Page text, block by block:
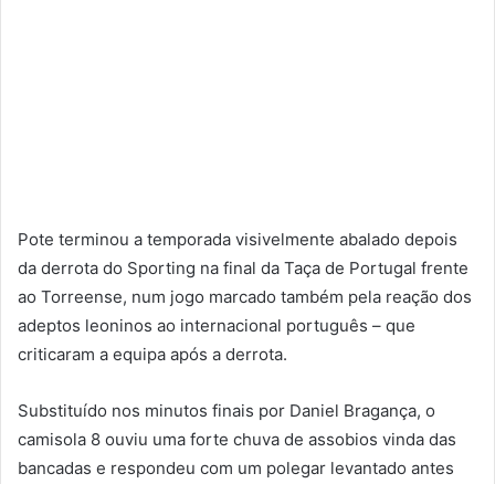
Pote terminou a temporada visivelmente abalado depois
da derrota do Sporting na final da Taça de Portugal frente
ao Torreense, num jogo marcado também pela reação dos
adeptos leoninos ao internacional português – que
criticaram a equipa após a derrota.
Substituído nos minutos finais por Daniel Bragança, o
camisola 8 ouviu uma forte chuva de assobios vinda das
bancadas e respondeu com um polegar levantado antes